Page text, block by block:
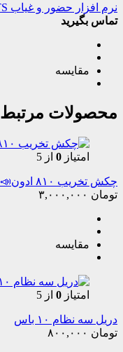
نرم افزار حضور و غیاب ETS
تماس بگیرید
مقایسه
محصولات مرتبط
امتیاز 0 از 5
چکش تخریب ۸۱۰ ادون📣 🔺۹۰۰ وات
تومان
مقایسه
امتیاز 0 از 5
دریل سه نظام ۱۰ باس
تومان